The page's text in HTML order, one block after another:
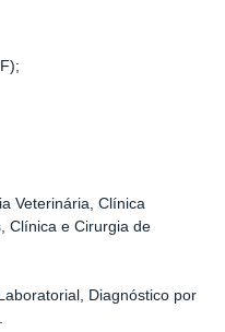
Veterinária, Clínica
Clínica e Cirurgia de
Diagnóstico por